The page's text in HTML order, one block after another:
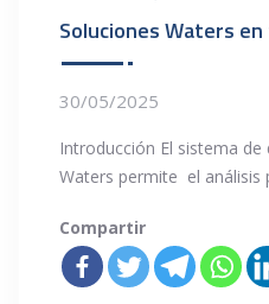
Soluciones Waters
30/05/2025
Introducción El sistema
Waters permite el análisis
Compartir